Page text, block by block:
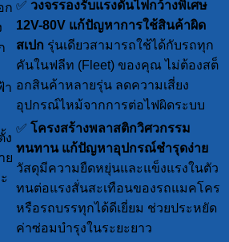
ก
า
✅ วงจรรองรับแรงดันไฟกว้างพิเศษ
12V-80V แก้ปัญหาการใช้สินค้าผิด
สเปก รุ่นเดียวสามารถใช้ได้กับรถทุก
คันในฟลีท (Fleet) ของคุณ ไม่ต้องสต็
อกสินค้าหลายรุ่น ลดความเสี่ยง
อุปกรณ์ไหม้จากการต่อไฟผิดระบบ
ง
ย
✅ โครงสร้างพลาสติกวิศวกรรม
ทนทาน แก้ปัญหาอุปกรณ์ชำรุดง่าย
วัสดุมีความยืดหยุ่นและแข็งแรงในตัว
ทนต่อแรงสั่นสะเทือนของรถแมคโคร
หรือรถบรรทุกได้ดีเยี่ยม ช่วยประหยัด
ค่าซ่อมบำรุงในระยะยาว